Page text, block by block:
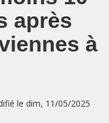
après
à
le dim, 11/05/2025